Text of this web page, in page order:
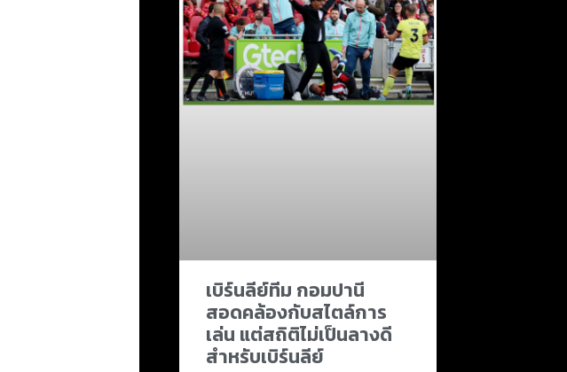
เบิร์นลีย์ทีม กอมปานี
สอดคล้องกับสไตล์การ
เล่น แต่สถิติไม่เป็นลางดี
สำหรับเบิร์นลีย์